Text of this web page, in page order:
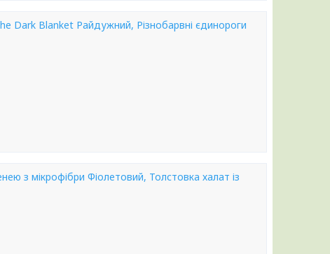
Dark Blanket Райдужний, Різнобарвні єдинороги
з мікрофібри Фіолетовий, Толстовка халат із